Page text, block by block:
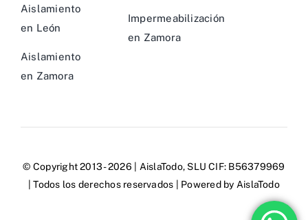
Aislamiento
en León
Aislamiento
en Zamora
Impermeabilización
en Zamora
© Copyright 2013 - 2026 | AislaTodo, SLU CIF: B56379969
| Todos los derechos reservados | Powered by AislaTodo